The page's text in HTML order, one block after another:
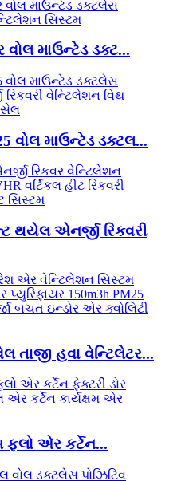
વોલ માઉન્ટેડ ડક્ટ...
વોલ માઉન્ટેડ ડક્ટલ...
થયેલ એનર્જી રિકવરી
તાજી હવા વેન્ટિલેટર...
એર કર્ટેન...